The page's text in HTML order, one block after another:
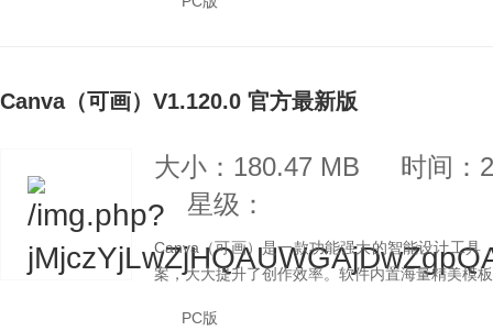
Canva（可画）V1.120.0 官方最新版
大小：180.47 MB
时间：
星级：
Canva（可画）是一款功能强大的智能设计工具
案，大大提升了创作效率。软件内置海量精美模
PC版